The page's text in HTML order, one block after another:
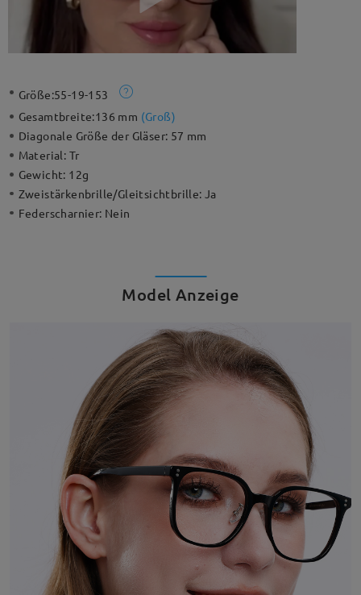
Größe:55-19-153
Gesamtbreite:136 mm (Groß)
Diagonale Größe der Gläser: 57 mm
Material: Tr
Gewicht: 12g
Zweistärkenbrille/Gleitsichtbrille:Ja
Federscharnier: Nein
Model Anzeige